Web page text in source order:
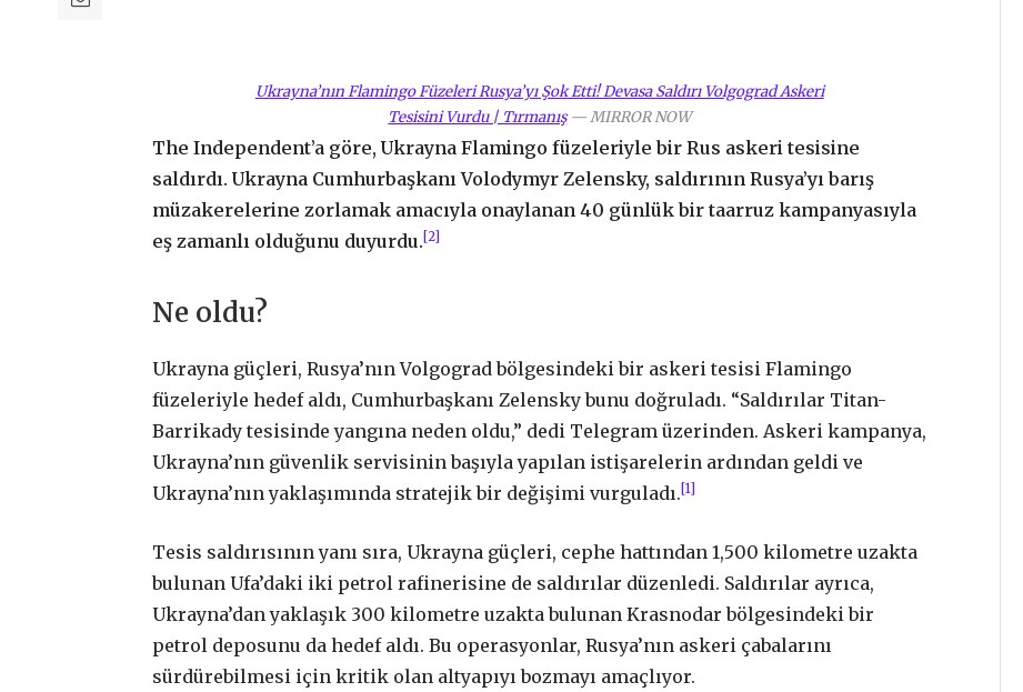
Ukrayna’nın Flamingo Füzeleri Rusya’yı Şok Etti! Devasa Saldırı Volgograd Askeri
Tesisini Vurdu | Tırmanış—MIRROR NOW
The Independent’a göre, Ukrayna Flamingo füzeleriyle bir Rus askeri tesisine
saldırdı. Ukrayna Cumhurbaşkanı Volodymyr Zelensky, saldırının Rusya’yı barış
müzakerelerine zorlamak amacıyla onaylanan 40 günlük bir taarruz kampanyasıyla
eş zamanlı olduğunu duyurdu. [2]
Ne oldu?
Ukrayna güçleri, Rusya’nın Volgograd bölgesindeki bir askeri tesisi Flamingo
füzeleriyle hedef aldı, Cumhurbaşkanı Zelensky bunu doğruladı. “Saldırılar Titan-
Barrikady tesisinde yangına neden oldu,” dedi Telegram üzerinden. Askeri kampanya,
Ukrayna’nın güvenlik servisinin başıyla yapılan istişarelerin ardından geldi ve
Ukrayna’nın yaklaşımında stratejik bir değişimi vurguladı.[1]
Tesis saldırısının yanı sıra, Ukrayna güçleri, cephe hattından 1,500 kilometre uzakta
bulunan Ufa’daki iki petrol rafinerisine de saldırılar düzenledi. Saldırılar ayrıca,
Ukrayna’dan yaklaşık 300 kilometre uzakta bulunan Krasnodar bölgesindeki bir
petrol deposunu da hedef aldı. Bu operasyonlar, Rusya’nın askeri çabalarını
sürdürebilmesi için kritik olan altyapıyı bozmayı amaçlıyor.